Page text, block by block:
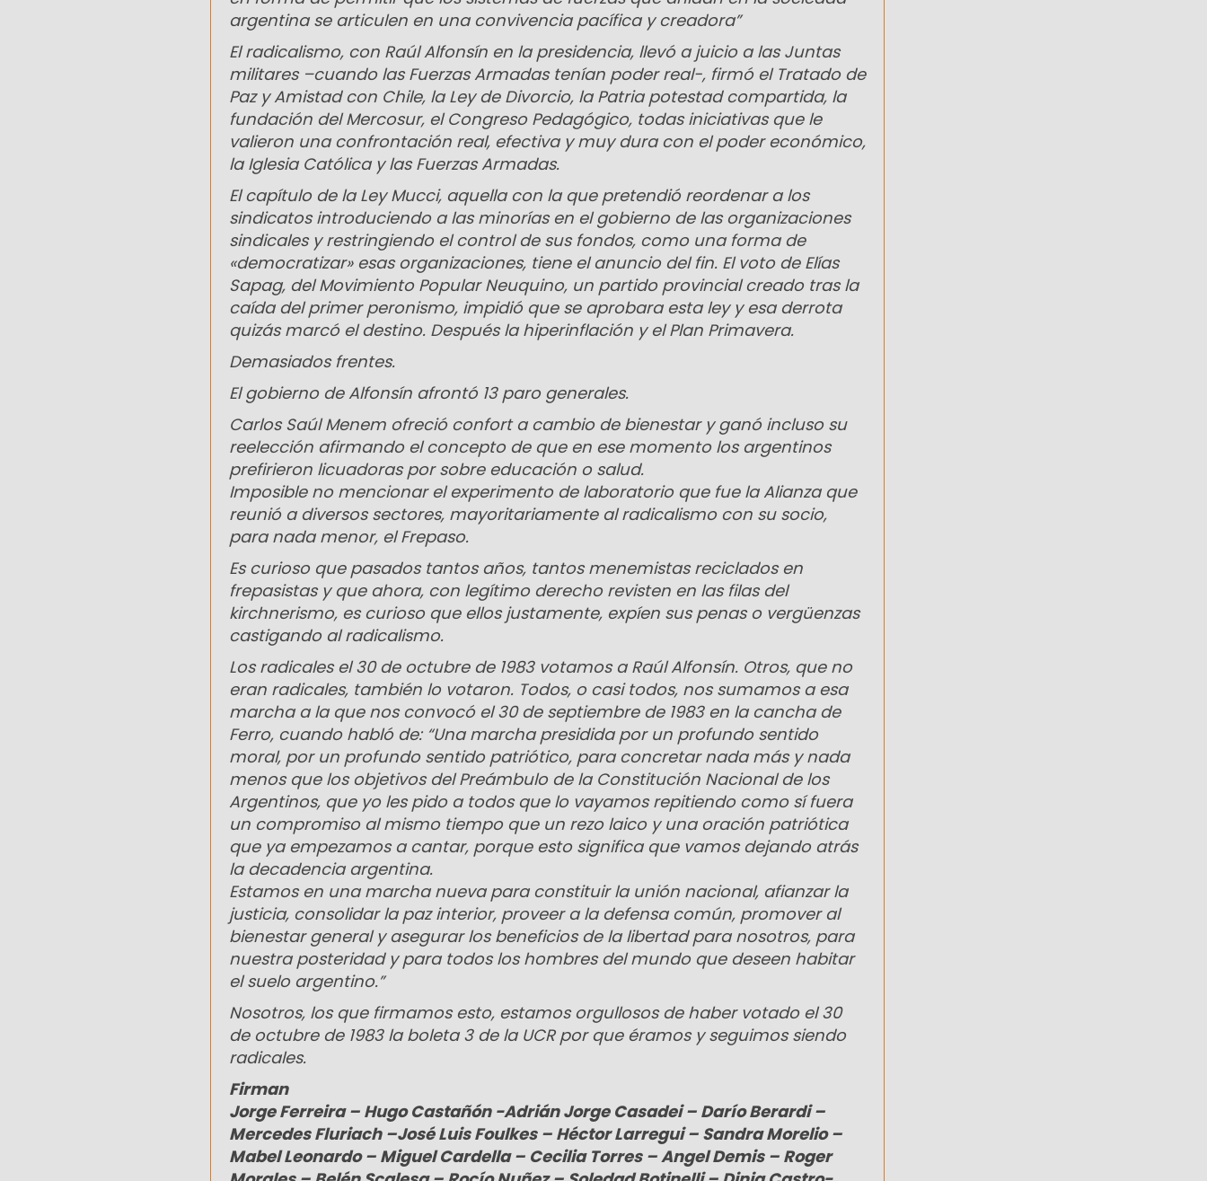
argentina se articulen en una convivencia pacífica y creadora”
El radicalismo, con Raúl Alfonsín en la presidencia, llevó a juicio a las Juntas
militares –cuando las Fuerzas Armadas tenían poder real-, firmó el Tratado de
Paz y Amistad con Chile, la Ley de Divorcio, la Patria potestad compartida, la
fundación del Mercosur, el Congreso Pedagógico, todas iniciativas que le
valieron una confrontación real, efectiva y muy dura con el poder económico,
la Iglesia Católica y las Fuerzas Armadas.
El capítulo de la Ley Mucci, aquella con la que pretendió reordenar a los
sindicatos introduciendo a las minorías en el gobierno de las organizaciones
sindicales y restringiendo el control de sus fondos, como una forma de
«democratizar» esas organizaciones, tiene el anuncio del fin. El voto de Elías
Sapag, del Movimiento Popular Neuquino, un partido provincial creado tras la
caída del primer peronismo, impidió que se aprobara esta ley y esa derrota
quizás marcó el destino. Después la hiperinflación y el Plan Primavera.
Demasiados frentes.
El gobierno de Alfonsín afrontó 13 paro generales.
Carlos Saúl Menem ofreció confort a cambio de bienestar y ganó incluso su
reelección afirmando el concepto de que en ese momento los argentinos
prefirieron licuadoras por sobre educación o salud.
Imposible no mencionar el experimento de laboratorio que fue la Alianza que
reunió a diversos sectores, mayoritariamente al radicalismo con su socio,
para nada menor, el Frepaso.
Es curioso que pasados tantos años, tantos menemistas reciclados en
frepasistas y que ahora, con legítimo derecho revisten en las filas del
kirchnerismo, es curioso que ellos justamente, expíen sus penas o vergüenzas
castigando al radicalismo.
Los radicales el 30 de octubre de 1983 votamos a Raúl Alfonsín. Otros, que no
eran radicales, también lo votaron. Todos, o casi todos, nos sumamos a esa
marcha a la que nos convocó el 30 de septiembre de 1983 en la cancha de
Ferro, cuando habló de: “Una marcha presidida por un profundo sentido
moral, por un profundo sentido patriótico, para concretar nada más y nada
menos que los objetivos del Preámbulo de la Constitución Nacional de los
Argentinos, que yo les pido a todos que lo vayamos repitiendo como sí fuera
un compromiso al mismo tiempo que un rezo laico y una oración patriótica
que ya empezamos a cantar, porque esto significa que vamos dejando atrás
la decadencia argentina.
Estamos en una marcha nueva para constituir la unión nacional, afianzar la
justicia, consolidar la paz interior, proveer a la defensa común, promover al
bienestar general y asegurar los beneficios de la libertad para nosotros, para
nuestra posteridad y para todos los hombres del mundo que deseen habitar
el suelo argentino.”
Nosotros, los que firmamos esto, estamos orgullosos de haber votado el 30
de octubre de 1983 la boleta 3 de la UCR por que éramos y seguimos siendo
radicales.
Firman
Jorge Ferreira – Hugo Castañón -Adrián Jorge Casadei – Darío Berardi –
Mercedes Fluriach –José Luis Foulkes – Héctor Larregui – Sandra Morelio –
Mabel Leonardo – Miguel Cardella – Cecilia Torres – Angel Demis – Roger